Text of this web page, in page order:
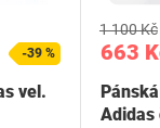
-39 %
vel.
663
1 100 Kč
Adidas